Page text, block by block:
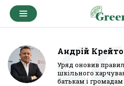
Андрій
Уряд оновив
шкільного
батькам і громадам